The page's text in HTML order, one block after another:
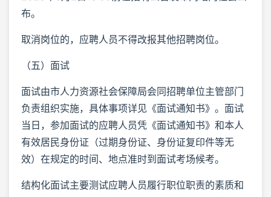
布。
取消岗位的，应聘人员不得改报其他招聘岗位。
（五）面试
面试由市人力资源社会保障局会同招聘单位主管部门
负责组织实施，具体事项详见《面试通知书》。面试
当日，参加面试的应聘人员凭《面试通知书》和本人
有效居民身份证（过期身份证、身份证复印件等无
效）在规定的时间、地点准时到面试考场候考。
结构化面试主要测试应聘人员履行职位职责的素质和